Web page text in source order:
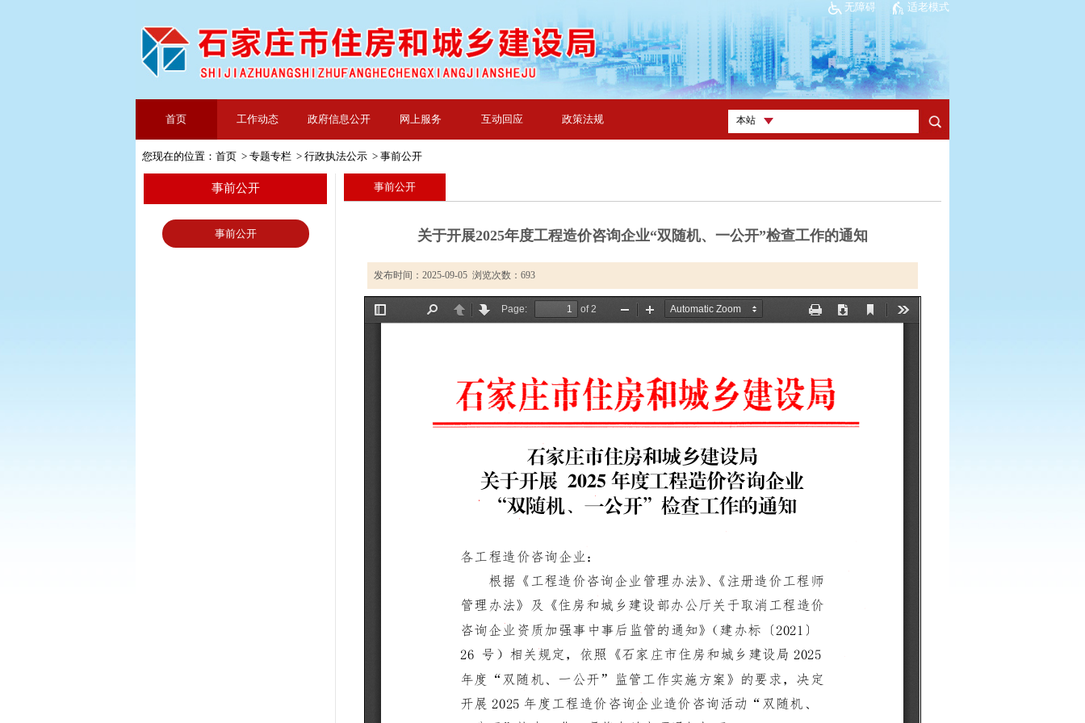
无障碍 适老模式
首页 工作动态 政府信息公开 网上服务 互动回应 政策法规
您现在的位置：首页 >专题专栏 >行政执法公示 >事前公开
事前公开
事前公开
事前公开
关于开展2025年度工程造价咨询企业“双随机、一公开”检查工作的通知
发布时间：2025-09-05 浏览次数：693